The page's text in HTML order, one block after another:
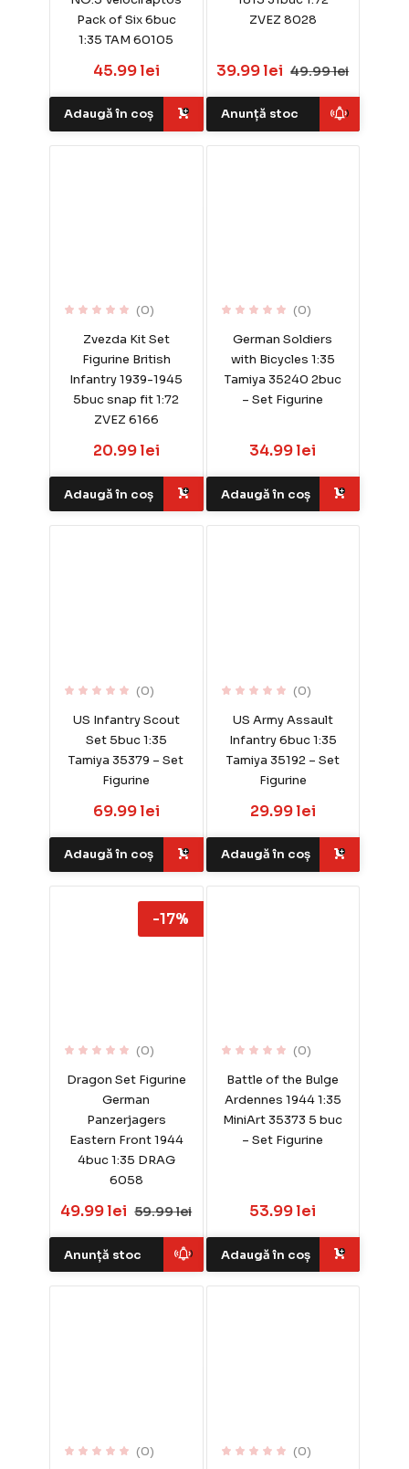
Pack of Six 6buc
1:35 TAM 60105
45.99 lei
Adaugă în coș
ZVEZ 8028
39.99 lei 49.99 lei
Anunță stoc
(0)
Zvezda Kit Set
Figurine British
Infantry 1939-1945
5buc snap fit 1:72
ZVEZ 6166
20.99 lei
Adaugă în coș
(0)
German Soldiers
with Bicycles 1:35
Tamiya 35240 2buc
– Set Figurine
34.99 lei
Adaugă în coș
(0)
US Infantry Scout
Set 5buc 1:35
Tamiya 35379 – Set
Figurine
69.99 lei
Adaugă în coș
(0)
US Army Assault
Infantry 6buc 1:35
Tamiya 35192 – Set
Figurine
29.99 lei
Adaugă în coș
(0)
Dragon Set Figurine
German
Panzerjagers
Eastern Front 1944
4buc 1:35 DRAG
6058
49.99 lei 59.99 lei
-17%
Anunță stoc
(0)
Battle of the Bulge
Ardennes 1944 1:35
MiniArt 35373 5 buc
– Set Figurine
53.99 lei
Adaugă în coș
(0) (0)